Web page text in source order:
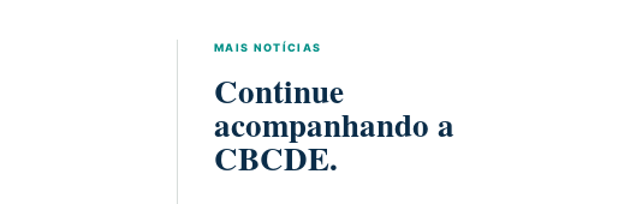
MAIS NOTÍCIAS
Continue
acompanhando a
CBCDE.